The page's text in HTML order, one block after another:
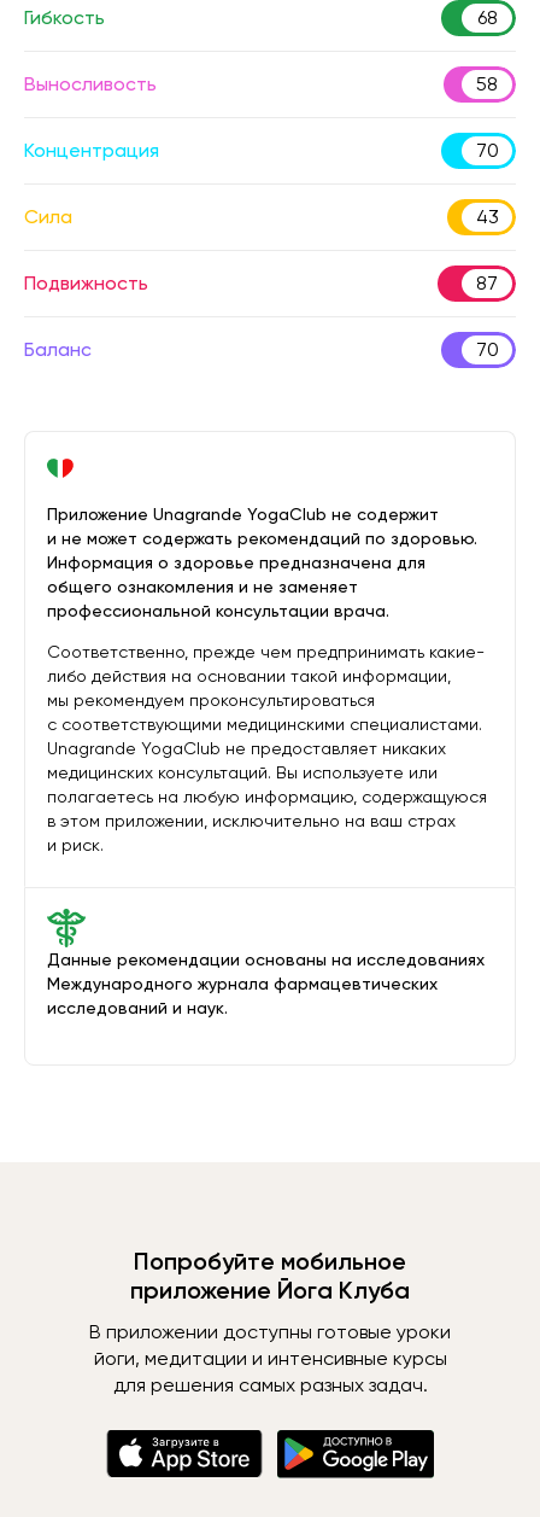
Гибкость 68
Выносливость 58
Концентрация 70
Сила 43
Подвижность 87
Баланс 70
Данные рекомендации основаны на исследованиях
Международного журнала фармацевтических
исследований и наук.
Приложение Unagrande YogaClub не содержит
и не может содержать рекомендаций по здоровью.
Информация о здоровье предназначена для
общего ознакомления и не заменяет
профессиональной консультации врача.
Соответственно, прежде чем предпринимать какие-
либо действия на основании такой информации,
мы рекомендуем проконсультироваться
с соответствующими медицинскими специалистами.
Unagrande YogaClub не предоставляет никаких
медицинских консультаций. Вы используете или
полагаетесь на любую информацию, содержащуюся
в этом приложении, исключительно на ваш страх
и риск.
Попробуйте мобильное
приложение Йога Клуба
В приложении доступны готовые уроки
йоги, медитации и интенсивные курсы
для решения самых разных задач.